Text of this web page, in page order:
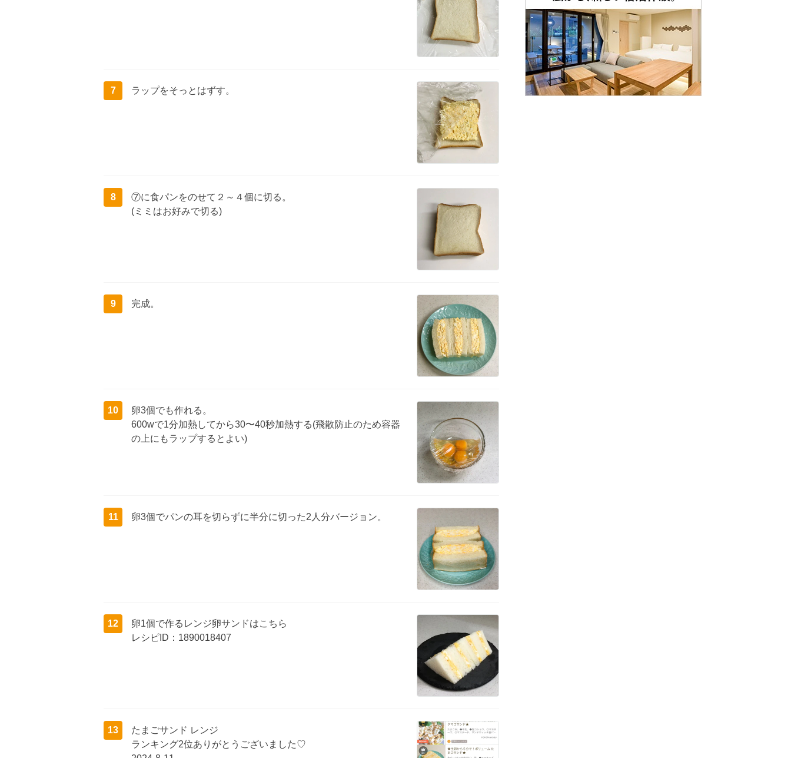
7 ラップをそっとはずす。
8
⑦に食パンをのせて２～４個に切る。
(ミミはお好みで切る)
9 完成。
10
卵3個でも作れる。
600wで1分加熱してから30〜40秒加熱する(飛散防止のため容器
の上にもラップするとよい)
11 卵3個でパンの耳を切らずに半分に切った2人分バージョン。
12
卵1個で作るレンジ卵サンドはこちら
レシピID：1890018407
13
たまごサンド レンジ
ランキング2位ありがとうございました♡